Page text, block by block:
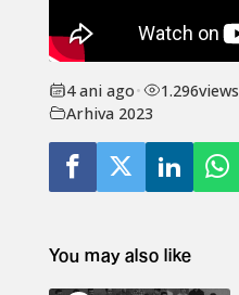
4 ani ago• 1.296views
Arhiva 2023
You may also like